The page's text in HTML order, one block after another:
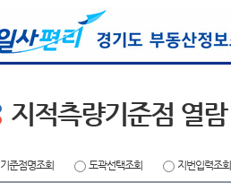
지적측량기준점 열람
기준점명조회 도곽선택조회 지번입력조회